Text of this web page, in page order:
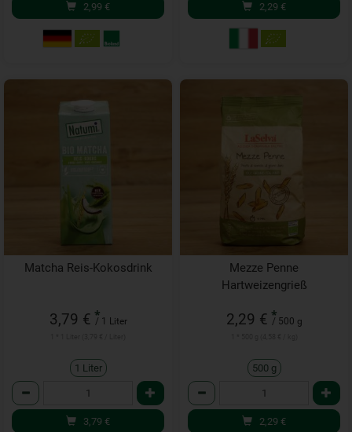
2,99 € 2,29 €
Matcha Reis-Kokosdrink
3,79 € *
/ 1 Liter
1 Liter
Anzahl
3,79 €
Mezze Penne
Hartweizengrieß
2,29 € *
/ 500 g
500 g
Anzahl
2,29 €